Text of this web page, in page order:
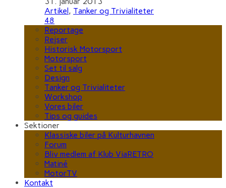
Artikel, Tanker og Trivialiteter
48
Reportage
Rejser
Historisk Motorsport
Motorsport
Set til salg
Design
Tanker og Trivialiteter
Workshop
Vores biler
Tips og guides
Sektioner
Klassiske biler på Kulturhavnen
Forum
Bliv medlem af Klub ViaRETRO
Matiné
MotorTV
Kontakt